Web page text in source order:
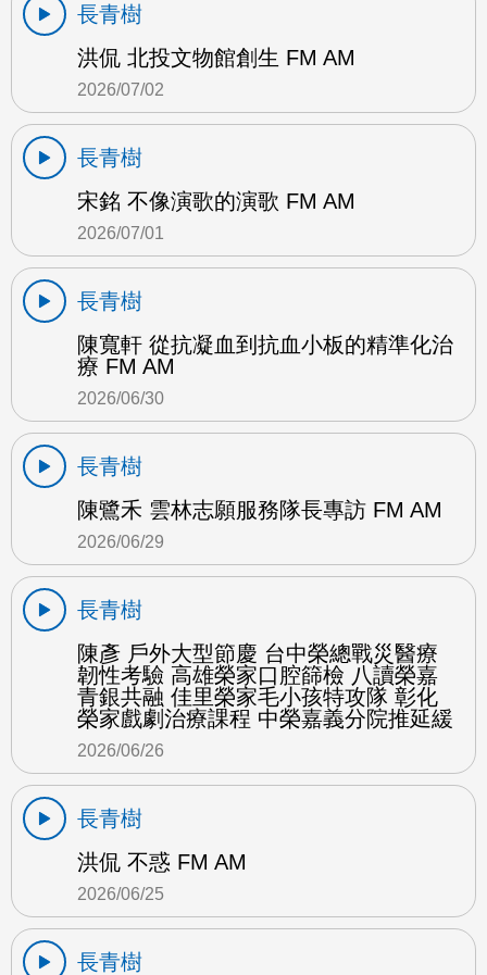
長青樹
洪侃 北投文物館創生 FM AM
2026/07/02
長青樹
宋銘 不像演歌的演歌 FM AM
2026/07/01
長青樹
陳寬軒 從抗凝血到抗血小板的精準化治
療 FM AM
2026/06/30
長青樹
陳鷺禾 雲林志願服務隊長專訪 FM AM
2026/06/29
長青樹
陳彥 戶外大型節慶 台中榮總戰災醫療
韌性考驗 高雄榮家口腔篩檢 八讀榮嘉
青銀共融 佳里榮家毛小孩特攻隊 彰化
榮家戲劇治療課程 中榮嘉義分院推延緩
2026/06/26
長青樹
洪侃 不惑 FM AM
2026/06/25
長青樹